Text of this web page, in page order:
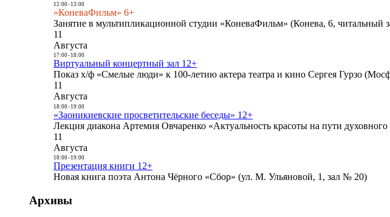
12:00- 13:00
«КоневаФильм» 6+
Занятие в мультипликационной студии «КоневаФильм» (Конева, 6, читальный
11
Августа
17:00- 18:00
Виртуальный концертный зал 12+
Показ х/ф «Смелые люди» к 100-летию актера театра и кино Сергея Гурзо
11
Августа
18:00- 19:00
«Заоникиевские просветительские беседы» 12+
Лекция диакона Артемия Овчаренко «Актуальность красоты на пути
11
Августа
18:00- 19:00
Презентация книги 12+
Новая книга поэта Антона Чёрного «Сбор» (ул. М. Ульяновой, 1, зал № 20)
Архивы